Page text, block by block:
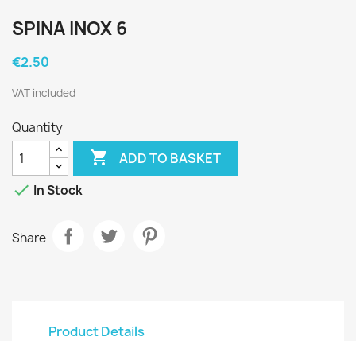
SPINA INOX 6
€2.50
VAT included
Quantity
 ADD TO BASKET
 In Stock
Share
Product Details